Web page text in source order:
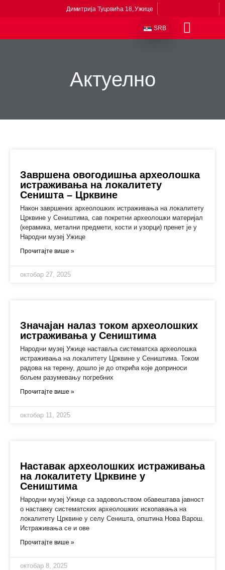
Димитрија Туцовића 18, Ужице
SRB
Актуелно
Завршена овогодишња археолошка
истраживања на локалитету
Сеништа – Црквине
Након завршених археолошких истраживања на локалитету
Црквине у Сеништима, сав покретни археолошки материјал
(керамика, метални предмети, кости и узорци) пренет је у
Народни музеј Ужице
Прочитајте више »
октобар 27, 2025
Значајан налаз током археолошких
истраживања у Сеништима
Народни музеј Ужице наставља систематска археолошка
истраживања на локалитету Црквине у Сеништима. Током
радова на терену, дошло је до открића које доприноси
бољем разумевању погребних
Прочитајте више »
октобар 11, 2025
Наставак археолошких истраживања
на локалитету Црквине у
Сеништима
Народни музеј Ужице са задовољством обавештава јавност
о наставку систематских археолошких ископавања на
локалитету Црквине у селу Сеништа, општина Нова Варош.
Истраживања се и ове
Прочитајте више »
октобар 8, 2025